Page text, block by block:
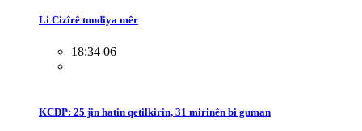
Li Cizîrê tundiya mêr
18:34 06
KCDP: 25 jin hatin qetilkirin, 31 mirinên bi guman